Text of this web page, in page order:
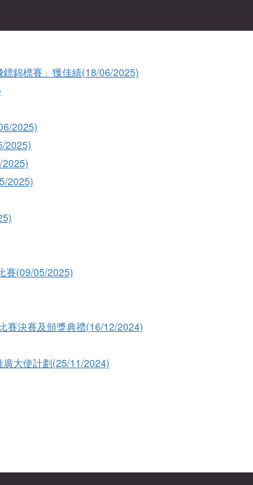
錦標賽」獲佳績(18/06/2025)
2025)
2025)
2025)
2025)
賽(09/05/2025)
賽決賽及頒獎典禮(16/12/2024)
大使計劃(25/11/2024)